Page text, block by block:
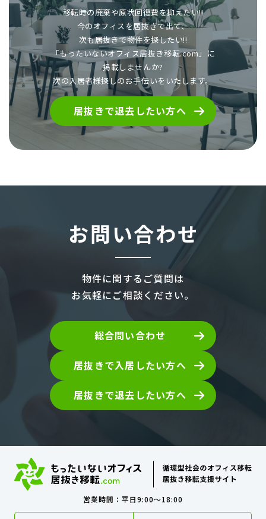
移転時の廃棄や原状回復費を抑えたい!!
今のオフィスを居抜きで出て、
次も居抜きで物件を探したい!!
「もったいないオフィス居抜き移転.com」に
掲載しませんか?
次の入居者様探しのお手伝いをいたします。
居抜きで退去したい方へ
お問い合わせ
物件に関するご質問は
お気軽にご相談ください。
総合問い合わせ
居抜きで入居したい方へ
居抜きで退去したい方へ
営業時間：平日9:00～18:00